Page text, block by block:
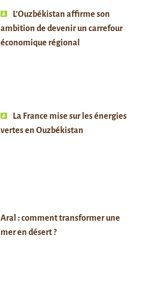
L’Ouzbékistan affirme son
ambition de devenir un carrefour
économique régional
La France mise sur les énergies
vertes en Ouzbékistan
Aral : comment transformer une
mer en désert ?